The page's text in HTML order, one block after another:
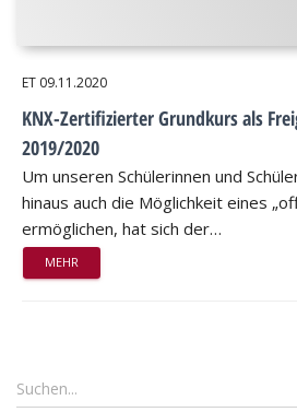
ET 09.11.2020
KNX-Zertifizierter Grundkurs als
2019/2020
Um unseren Schülerinnen und
hinaus auch die Möglichkeit eines
ermöglichen, hat sich der…
MEHR